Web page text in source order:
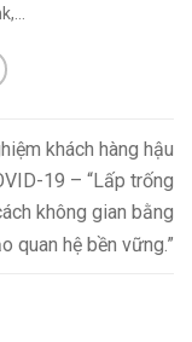
khách hàng hậu
19 – “Lấp trống
không gian bằng
quan hệ bền vững.”